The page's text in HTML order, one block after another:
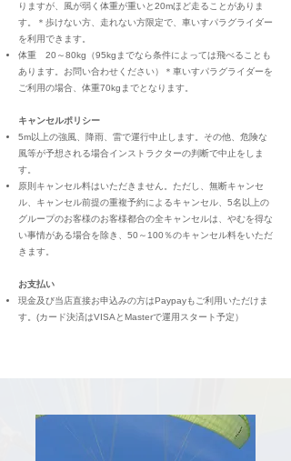
りますが、風が弱く体重が重いと20mほど走ることがありま
す。
＊歩けない方、走れない方限定で、車いすパラグライダー
を利用できます。
体重 20～80kg（95kgまでなら条件によっては飛べることも
あります。お問い合わせください）
＊車いすパラグライダーを
ご利用の場合、体重70kgまでとなります。
キャンセルポリシー
5m以上の強風、降雨、雷で運行中止します。 その他、危険な
風等が予想される場合インストラクターの判断で中止をしま
す。
原則キャンセル料はいただきません。 ただし、無断キャンセ
ル、キャンセル前提の重複予約によるキャンセル、5名以上の
グループのお客様のお客様都合の全キャンセルは、やむを得な
い事情がある場合を除き、50～100％のキャンセル料をいただ
きます。
お支払い
現金及び当店直接お申込みの方はPaypayもご利用いただけま
す。(カード決済はVISAとMasterで運用スタート予定）